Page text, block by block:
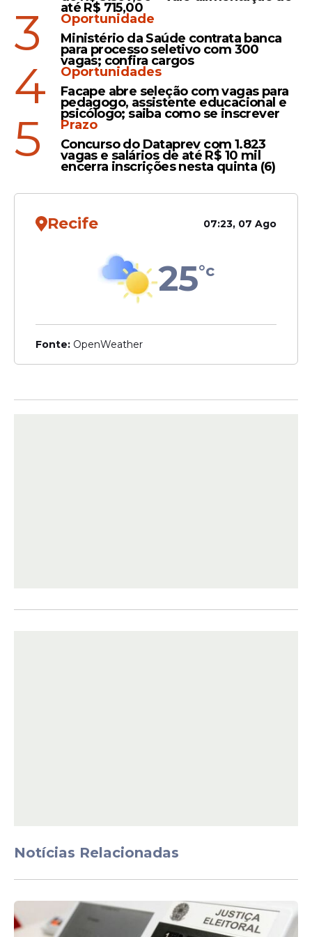
Danificado
TRE-PE condena eleitor do
Recife que colou teclas de
urna eletrônica durante
votação em 2022
Veto
TSE insere norma que
proíbe eleitor portar celular
ou arma na cabine de
desligado e entregue ao
partidos políticos, federações e
As principais atribuições do presidente da
até R$ 715,00
3
Oportunidade
Ministério da Saúde contrata banca
para processo seletivo com 300
vagas; confira cargos
4
Oportunidades
Facape abre seleção com vagas para
pedagogo, assistente educacional e
psicólogo; saiba como se inscrever
5
Prazo
Concurso do Dataprev com 1.823
vagas e salários de até R$ 10 mil
encerra inscrições nesta quinta (6)
Recife 07:23, 07 Ago
25°c
Fonte: OpenWeather
Notícias Relacionadas